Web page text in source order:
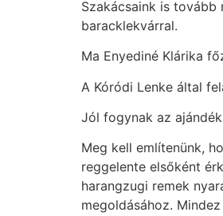
Szakácsaink is
baracklekvárral.
Ma Enyediné Klárika
A Kóródi Lenke által
Jól fogynak az
Meg kell említenünk,
reggelente elsőként
harangzugi remek
megoldásához.